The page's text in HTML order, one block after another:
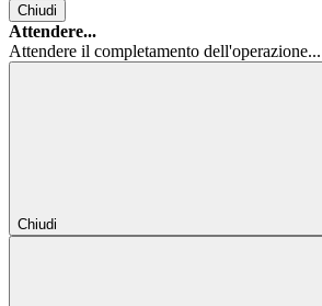
Chiudi
Attendere...
Attendere il completamento dell'operazione...
Chiudi